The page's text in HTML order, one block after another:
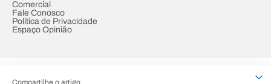
Compartilhe o artigo
Comercial
Fale Conosco
Política de Privacidade
Espaço Opinião